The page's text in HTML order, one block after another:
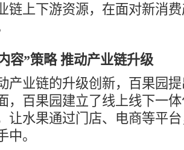
链上下游资源，在面对新消
容”策略 推动产业链升级
业链的升级创新，百果园提
，百果园建立了线上线下一
让水果通过门店、电商等平
中。